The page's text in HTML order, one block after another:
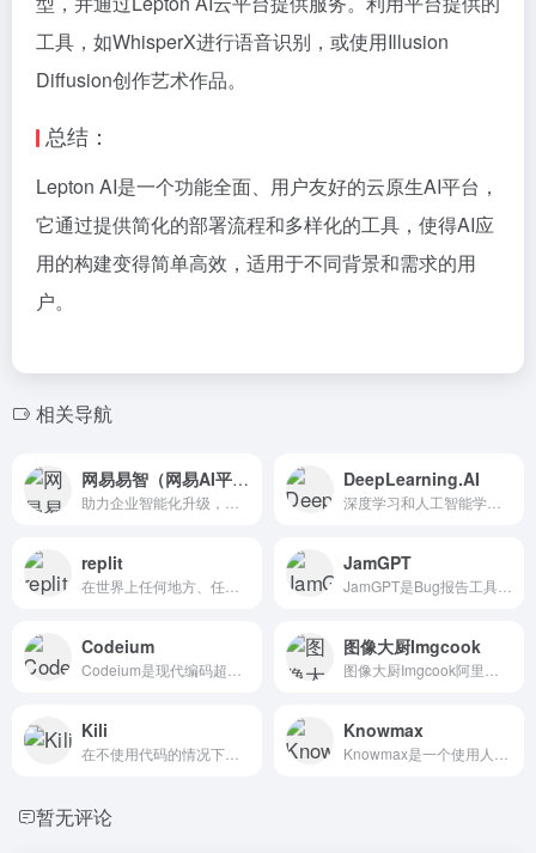
工具，如WhisperX进行语音识别，或使用Illusion
Diffusion创作艺术作品。
总结：
Lepton AI是一个功能全面、用户友好的云原生AI平台，
它通过提供简化的部署流程和多样化的工具，使得AI应
用的构建变得简单高效，适用于不同背景和需求的用
户。
相关导航
网易易智（网易AI平台） DeepLearning.AI
replit JamGPT
Codeium 图像大厨Imgcook
Kili Knowmax
暂无评论